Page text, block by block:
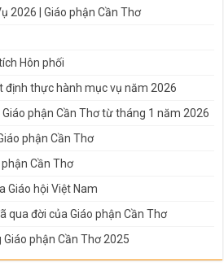
2026 | Giáo phận Cần Thơ
Hôn phối
định thực hành mục vụ năm 2026
phận Cần Thơ từ tháng 1 năm 2026
phận Cần Thơ
Cần Thơ
Giáo hội Việt Nam
qua đời của Giáo phận Cần Thơ
phận Cần Thơ 2025